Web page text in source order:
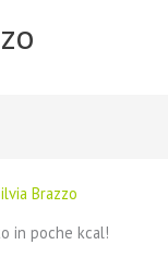
Brazzo
in poche kcal!